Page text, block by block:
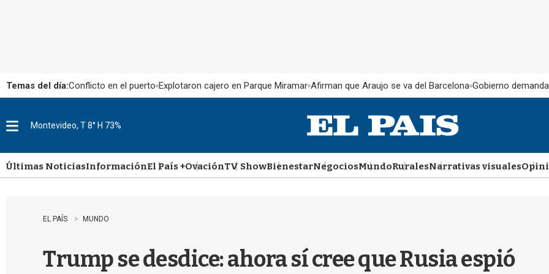
Temas del día:Conflicto en el puerto Explotaron cajero en Parque Miramar Afirman que Araujo se va del Barcelona Gobierno
u
Montevideo, T 8° H 73%
Últimas NoticiasInformaciónEl País +OvaciónTV ShowBienestarNegociosMundoRuralesNarrativas visuales
EL PAÍS MUNDO
Trump se desdice: ahora sí cree que Rusia espió